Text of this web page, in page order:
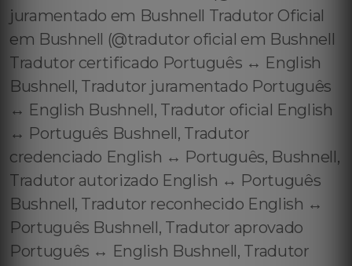
juramentado em Bushnell Tradutor Oficial
em Bushnell (@tradutor oficial em Bushnell
Tradutor certificado Português ↔️ English
Bushnell, Tradutor juramentado Português
↔️ English Bushnell, Tradutor oficial English
↔️ Português Bushnell, Tradutor
credenciado English ↔️ Português, Bushnell,
Tradutor autorizado English ↔️ Português
Bushnell, Tradutor reconhecido English ↔️
Português Bushnell, Tradutor aprovado
Português ↔️ English Bushnell, Tradutor